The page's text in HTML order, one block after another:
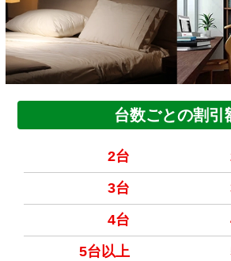
台数ごとの割引
2台
3台
4台
5台以上